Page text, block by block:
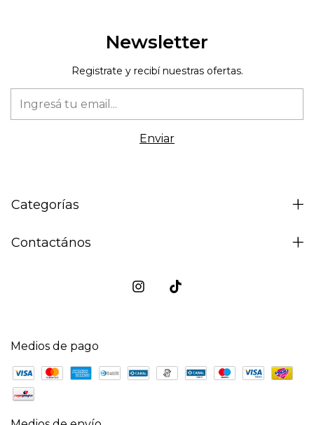
Newsletter
Registrate y recibí nuestras ofertas.
Categorías
Contactános
Medios de pago